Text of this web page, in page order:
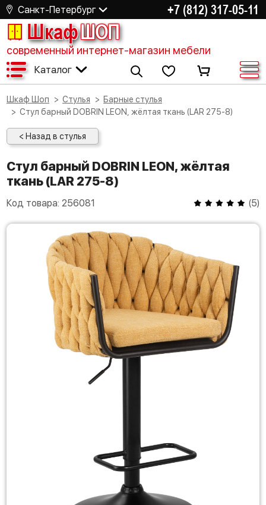
Санкт-Петербург +7 (812) 317-05-11
ШкафШОП
современный интернет-магазин мебели
Каталог
Шкаф Шоп Стулья
Барные стулья
Стул барный DOBRIN LEON, жёлтая ткань (LAR 275-8)
< Назад в стулья
Стул барный DOBRIN LEON, жёлтая
ткань (LAR 275-8)
Код товара: 256081 (5)